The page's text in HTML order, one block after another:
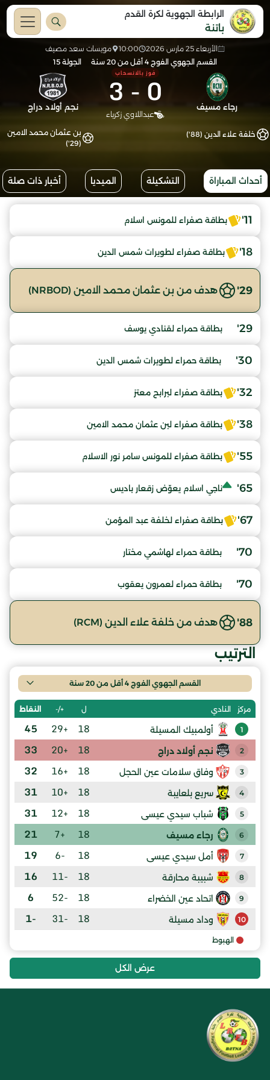
الرابطة الجهوية لكرة القدم
باتنة
الأربعاء 25 مارس 2026 10:00
مويسات سعد مصيف
القسم الجهوي الفوج 4 أقل من 20 سنة
الجولة 15
رجاء مسيف 0
-
3فوز بالانسحاب
عبداللاوي زكرياء
نجم أولاد دراج
خلفة علاء الدين (88')
بن عثمان محمد الامين
(29')
أحداث المباراة التشكيلة الميديا أخبار ذات صلة
11' بطاقة صفراء للمونس اسلام
18' بطاقة صفراء لطويرات شمس الدين
29' هدف من بن عثمان محمد الامين (NRBOD)
29' بطاقة حمراء لقنادي يوسف
30' بطاقة حمراء لطويرات شمس الدين
32' بطاقة صفراء لبرابح معتز
38' بطاقة صفراء لبن عثمان محمد الامين
55' بطاقة صفراء للمونس سامر نور الاسلام
65' ناجي اسلام يعوّض زقعار باديس
67' بطاقة صفراء لخلفة عبد المؤمن
70' بطاقة حمراء لهاشمي مختار
70' بطاقة حمراء لعمرون يعقوب
88' هدف من خلفة علاء الدين (RCM)
الترتيب
القسم الجهوي الفوج 4 أقل من 20 سنة
مركز النادي ل +/- النقاط
1 أولمبيك المسيلة 18
+29
45
2 نجم أولاد دراج 18
+20
33
3 وفاق سلامات عين الحجل 18
+16
32
4 سريع بلعايبة 18
+10
31
5 شباب سيدي عيسى 18
+12
31
6 رجاء مسيف 18
+7
21
7 أمل سيدي عيسى 18
-6
19
8 شبيبة محارقة 18
-11
16
9 اتحاد عين الخضراء 18
-52
6
10 وداد مسيلة 18
-31
-1
الهبوط
عرض الكل